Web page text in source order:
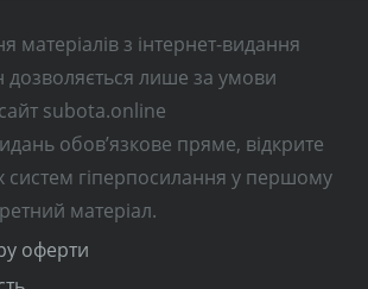
матеріалів з інтернет-видання
дозволяється лише за умови
subota.online
обов’язкове пряме, відкрите
систем гіперпосилання у першому
матеріал.
оферти